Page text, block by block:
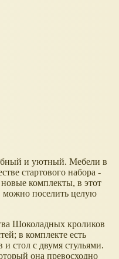
и уютный. Мебели в
стартового набора -
комплекты, в этот
можно поселить целую
Шоколадных кроликов
в комплекте есть
стол с двумя стульями.
она превосходно